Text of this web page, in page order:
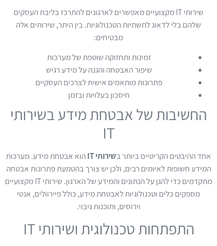
שירותי IT מקצועיים מאפשרים לארגונים להתרכז בליבת העסקים
שלהם בלי לדאוג לתשתיות הטכנולוגיות. בין היתר, שירותים אלה
מבטיחים:
זמינות ותחזוקה שוטפת של מערכות
שיפור האבטחה והגנה על מידע רגיש
פתרונות מותאמים אישית לצרכים העסקיים
חיסכון בעלויות ובזמן
החשיבות של אבטחת מידע בשירותי
IT
אחד ההיבטים הקריטיים ביותר בשירותי IT
הוא אבטחת מידע. מערכות
המידע חשופות לאיומים רבים, ולכן יש צורך בהטמעת פתרונות אבטחה
מתקדמים כדי להגן על הנתונים והמידע של הארגון. שירותי IT מקצועיים
מספקים כלים וטכנולוגיות לאבטחת מידע, כולל פיירוולים, אנטי
וירוסים, ותוכנות גיבוי.
התפתחות טכנולוגית ושירותי IT